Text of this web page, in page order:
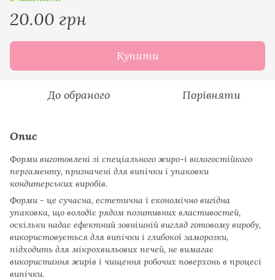
20.00 грн
Купити
До обраного Порівняти
Опис
Форми виготовлені зі спеціального жиро-і вологостійкого
пергаменту, призначені для випічки і упаковки
кондитерських виробів.
Форми - це сучасна, естетична і економічно вигідна
упаковка, що володіє рядом позитивних властивостей,
оскільки надає ефектний зовнішній вигляд готовому виробу,
використовується для випічки і глибокої заморозки,
підходить для мікрохвильових печей, не вимагає
використання жирів і чищення робочих поверхонь в процесі
випічки.